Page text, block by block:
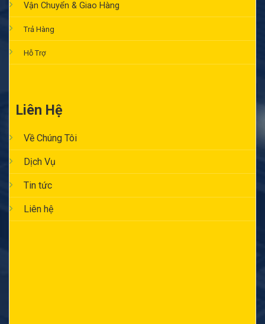
Vận Chuyển & Giao Hàng
Trả Hàng
Hỗ Trợ
Liên Hệ
Về Chúng Tôi
Dịch Vụ
Tin tức
Liên hệ